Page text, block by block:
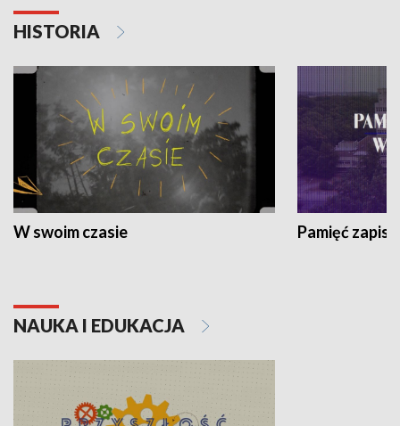
HISTORIA
W swoim czasie Pamięć
NAUKA I EDUKACJA